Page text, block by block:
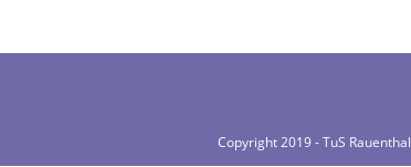
Copyright 2019 - TuS Rauenthal